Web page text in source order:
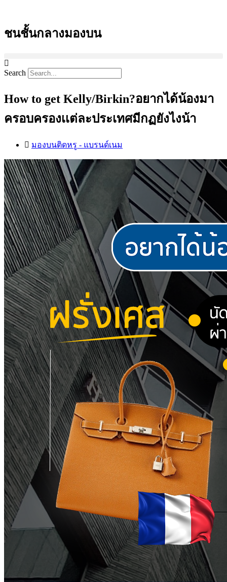
content
ชนชั้นกลางมองบน
Search
How to get Kelly/Birkin?อยากได้น้องมา
ครอบครองเเต่ละประเทศมีกฏยังไงน้า
มองบนติดหรู - แบรนด์เนม